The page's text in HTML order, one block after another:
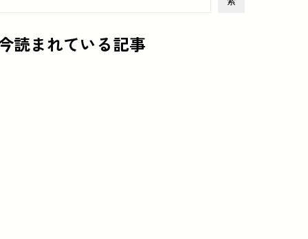
読まれている記事